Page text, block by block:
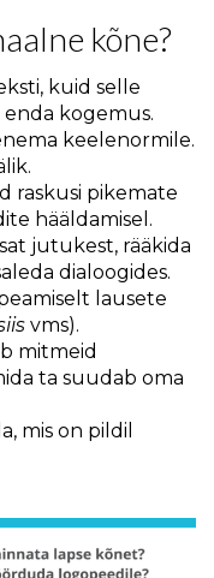
kõne?
kuid selle
kogemus.
keelenormile.
raskusi pikemate
hääldamisel.
jutukest, rääkida
dialoogides.
lausete
vms).
mitmeid
ta suudab oma
mis on pildil